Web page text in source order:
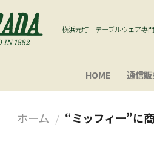
横浜元町 テーブルウェア専
HOME 通信
ホーム / “ミッフィー”に